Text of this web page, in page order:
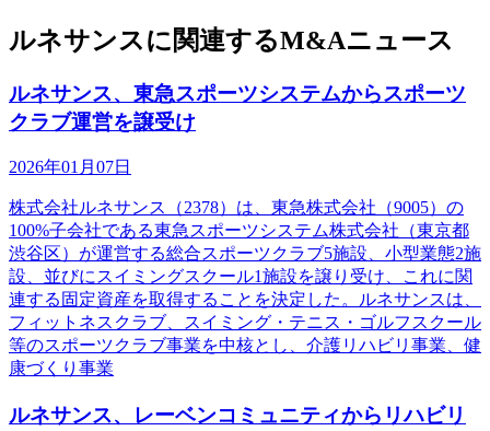
ルネサンスに関連するM&Aニュース
ルネサンス、東急スポーツシステムからスポーツ
クラブ運営を譲受け
2026年01月07日
株式会社ルネサンス（2378）は、東急株式会社（9005）の
100%子会社である東急スポーツシステム株式会社（東京都
渋谷区）が運営する総合スポーツクラブ5施設、小型業態2施
設、並びにスイミングスクール1施設を譲り受け、これに関
連する固定資産を取得することを決定した。ルネサンスは、
フィットネスクラブ、スイミング・テニス・ゴルフスクール
等のスポーツクラブ事業を中核とし、介護リハビリ事業、健
康づくり事業
ルネサンス、レーベンコミュニティからリハビリ